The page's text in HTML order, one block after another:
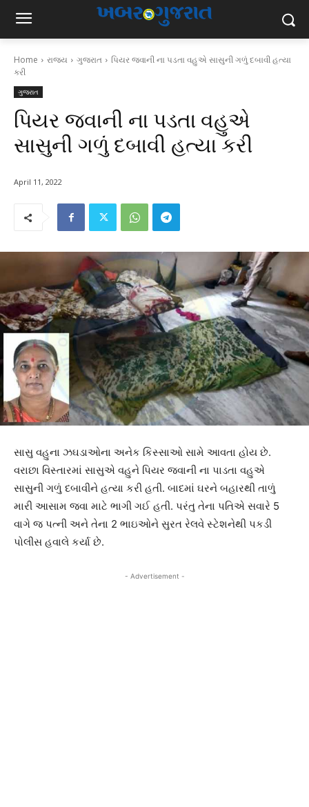
Home રાજ્ય ગુજરાત
પિયર જવાની ના પડતા વહુએ સાસુની ગળું દબાવી હત્યા
કરી
ગુજરાત
પિયર જવાની ના પડતા વહુએ
સાસુની ગળું દબાવી હત્યા કરી
April 11, 2022
સાસુ વહુના ઝઘડાઓના અનેક કિસ્સાઓ સામે આવતા હોય છે.
વરાછા વિસ્તારમાં સાસુએ વહુને પિયર જવાની ના પાડતા વહુએ
સાસુની ગળું દબાવીને હત્યા કરી હતી. બાદમાં ઘરને બહારથી તાળું
મારી આસામ જવા માટે ભાગી ગઈ હતી. પરંતુ તેના પતિએ સવારે 5
વાગે જ પત્ની અને તેના 2 ભાઇઓને સુરત રેલવે સ્ટેશનેથી પકડી
પોલીસ હવાલે કર્યા છે.
- Advertisement -